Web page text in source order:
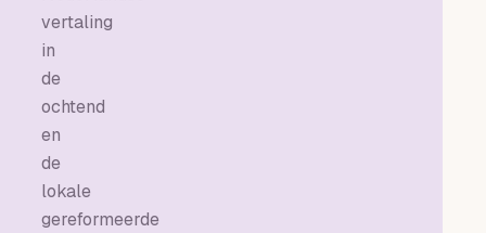
vertaling
in
de
ochtend
en
de
lokale
gereformeerde